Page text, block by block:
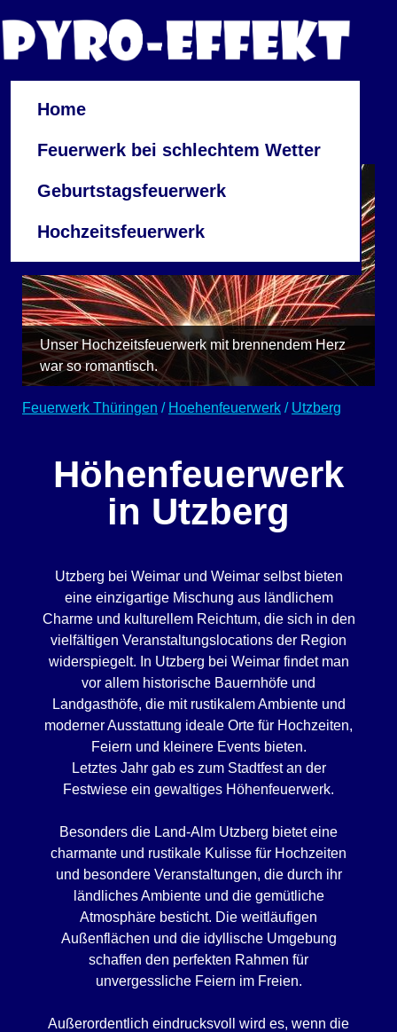
Home
Feuerwerk bei schlechtem Wetter
Geburtstagsfeuerwerk
Hochzeitsfeuerwerk
Unser Hochzeitsfeuerwerk mit brennendem Herz
war so romantisch.
Feuerwerk Thüringen / Hoehenfeuerwerk / Utzberg
Höhenfeuerwerk
in Utzberg
Utzberg bei Weimar und Weimar selbst bieten
eine einzigartige Mischung aus ländlichem
Charme und kulturellem Reichtum, die sich in den
vielfältigen Veranstaltungslocations der Region
widerspiegelt. In Utzberg bei Weimar findet man
vor allem historische Bauernhöfe und
Landgasthöfe, die mit rustikalem Ambiente und
moderner Ausstattung ideale Orte für Hochzeiten,
Feiern und kleinere Events bieten.
Letztes Jahr gab es zum Stadtfest an der
Festwiese ein gewaltiges Höhenfeuerwerk.
Besonders die Land-Alm Utzberg bietet eine
charmante und rustikale Kulisse für Hochzeiten
und besondere Veranstaltungen, die durch ihr
ländliches Ambiente und die gemütliche
Atmosphäre besticht. Die weitläufigen
Außenflächen und die idyllische Umgebung
schaffen den perfekten Rahmen für
unvergessliche Feiern im Freien.
Außerordentlich eindrucksvoll wird es, wenn die